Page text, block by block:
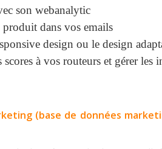
son webanalytic
dans vos emails
design ou le design
à vos routeurs et gérer les
(base de données